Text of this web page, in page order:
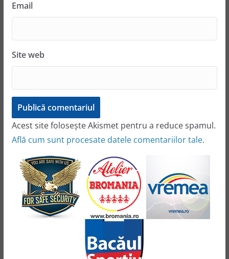
Email
Site web
Acest site folosește Akismet pentru a reduce spamul.
Află cum sunt procesate datele comentariilor tale.